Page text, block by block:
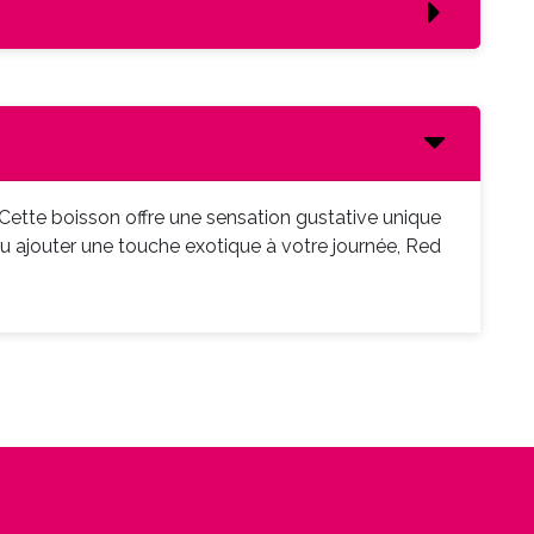
boisson offre une sensation gustative unique
une touche exotique à votre journée, Red